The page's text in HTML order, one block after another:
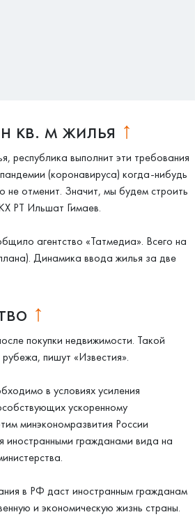
кв. м жилья ↑
республика выполнит эти требования
(коронавируса) когда-нибудь
не отменит. Значит, мы будем строить
РТ Ильшат Гимаев.
агентство «Татмедиа». Всего на
Динамика ввода жилья за две
↑
покупки недвижимости. Такой
пишут «Известия».
в условиях усиления
ускоренному
минэкономразвития России
иностранными гражданами вида на
в РФ даст иностранным гражданам
и экономическую жизнь страны.